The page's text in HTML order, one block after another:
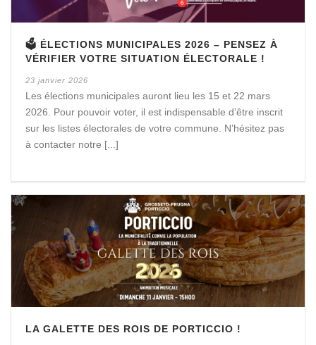
🗳️ ÉLECTIONS MUNICIPALES 2026 – PENSEZ À
VÉRIFIER VOTRE SITUATION ÉLECTORALE !
23 janvier 2026
Les élections municipales auront lieu les 15 et 22 mars
2026. Pour pouvoir voter, il est indispensable d’être inscrit
sur les listes électorales de votre commune. N’hésitez pas
à contacter notre [...]
LA GALETTE DES ROIS DE PORTICCIO !